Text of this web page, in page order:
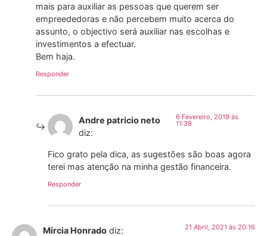
mais para auxiliar as pessoas que querem ser
empreededoras e não percebem muito acerca do
assunto, o objectivo será auxiliar nas escolhas e
investimentos a efectuar.
Bem haja.
Responder
Andre patricio neto
diz:
6 Fevereiro, 2019 às
11:39
Fico grato pela dica, as sugestões são boas agora
terei mas atenção na minha gestão financeira.
Responder
Mírcia Honrado diz: 21 Abril, 2021 às 20:16